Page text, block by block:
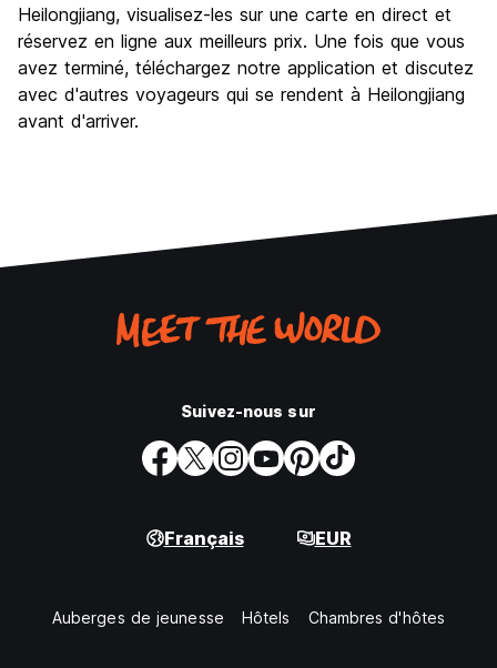
Heilongjiang, visualisez-les sur une carte en direct et
réservez en ligne aux meilleurs prix. Une fois que vous
avez terminé, téléchargez notre application et discutez
avec d'autres voyageurs qui se rendent à Heilongjiang
avant d'arriver.
Suivez-nous sur
Français EUR
Auberges de jeunesse Hôtels Chambres d'hôtes